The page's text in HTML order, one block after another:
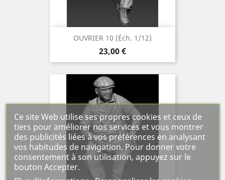
OUVRIER 10 (éch. 1/12)
Prix
23,00 €
Ce site Web utilise ses propres cookies et ceux de
tiers pour améliorer nos services et vous montrer
des publicités liées à vos préférences en analysant
vos habitudes de navigation. Pour donner votre
consentement à son utilisation, appuyez sur le
bouton Accepter.